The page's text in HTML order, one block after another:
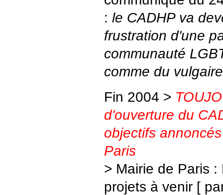
: le CADHP va
frustration d'une
communauté
comme du
Fin 2004 >
d'ouverture du
objectifs
Paris
> Mairie de Paris
projets à venir [